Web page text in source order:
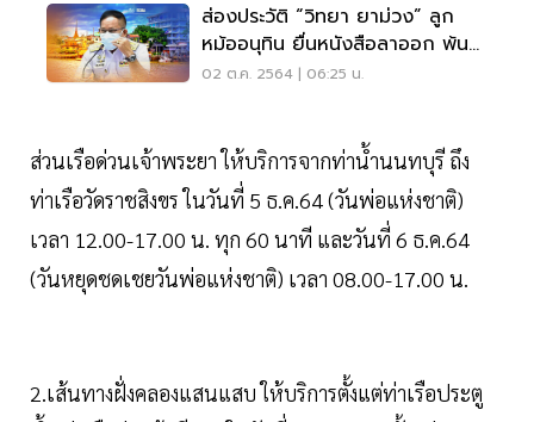
ส่องประวัติ “วิทยา ยาม่วง” ลูก
หม้ออนุทิน ยื่นหนังสือลาออก พ้น
อธิบดีเจ้าท่า
02 ต.ค. 2564 | 06:25 น.
ส่วนเรือด่วนเจ้าพระยา ให้บริการจากท่าน้ำนนทบุรี ถึง
ท่าเรือวัดราชสิงขร ในวันที่ 5 ธ.ค.64 (วันพ่อแห่งชาติ)
เวลา 12.00-17.00 น. ทุก 60 นาที และวันที่ 6 ธ.ค.64
(วันหยุดชดเชยวันพ่อแห่งชาติ) เวลา 08.00-17.00 น.
2.เส้นทางฝั่งคลองแสนแสบ ให้บริการตั้งแต่ท่าเรือประตู